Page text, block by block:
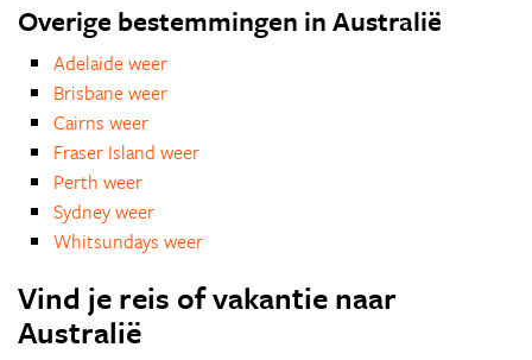
Overige bestemmingen in Australië
Adelaide weer
Brisbane weer
Cairns weer
Fraser Island weer
Perth weer
Sydney weer
Whitsundays weer
Vind je reis of vakantie naar
Australië